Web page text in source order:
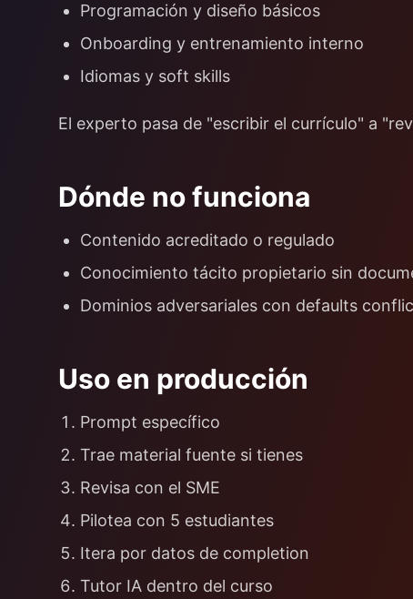
Programación y diseño básicos
Onboarding y entrenamiento interno
Idiomas y soft skills
El experto pasa de "escribir el currículo" a
Dónde no funciona
Contenido acreditado o regulado
Conocimiento tácito propietario sin
Dominios adversariales con defaults
Uso en producción
Prompt específico
Trae material fuente si tienes
Revisa con el SME
Pilotea con 5 estudiantes
Itera por datos de completion
Tutor IA dentro del curso